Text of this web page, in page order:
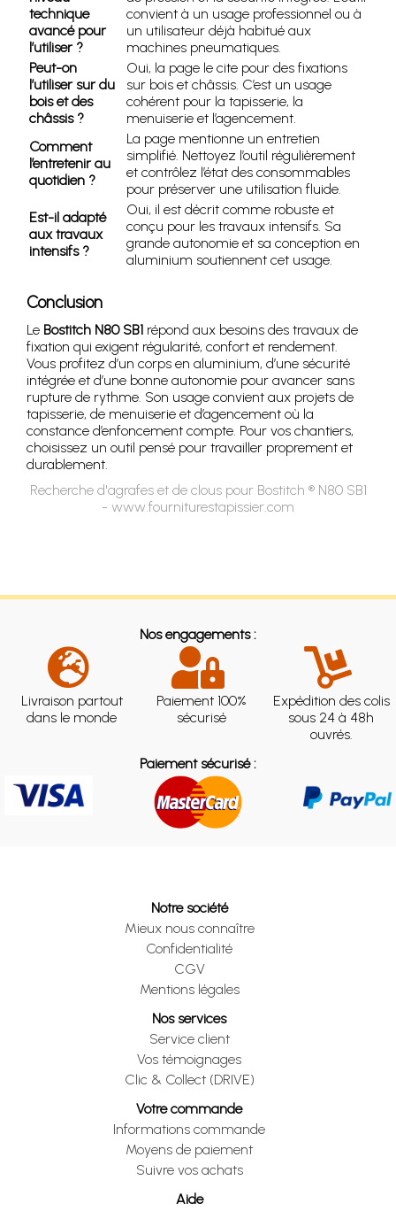
technique
avancé pour
l’utiliser ?
convient à un usage professionnel ou à
un utilisateur déjà habitué aux
machines pneumatiques.
Peut-on
l’utiliser sur du
bois et des
châssis ?
Oui, la page le cite pour des fixations
sur bois et châssis. C’est un usage
cohérent pour la tapisserie, la
menuiserie et l’agencement.
Comment
l’entretenir au
quotidien ?
La page mentionne un entretien
simplifié. Nettoyez l’outil régulièrement
et contrôlez l’état des consommables
pour préserver une utilisation fluide.
Est-il adapté
aux travaux
intensifs ?
Oui, il est décrit comme robuste et
conçu pour les travaux intensifs. Sa
grande autonomie et sa conception en
aluminium soutiennent cet usage.
Conclusion
Le Bostitch N80 SB1 répond aux besoins des travaux de
fixation qui exigent régularité, confort et rendement.
Vous profitez d’un corps en aluminium, d’une sécurité
intégrée et d’une bonne autonomie pour avancer sans
rupture de rythme. Son usage convient aux projets de
tapisserie, de menuiserie et d’agencement où la
constance d’enfoncement compte. Pour vos chantiers,
choisissez un outil pensé pour travailler proprement et
durablement.
Recherche d'agrafes et de clous pour Bostitch ® N80 SB1
- www.fourniturestapissier.com
Nos engagements :
Livraison partout
dans le monde
Paiement 100%
sécurisé
Expédition des colis
sous 24 à 48h
ouvrés.
Paiement sécurisé :
Notre société
Mieux nous connaître
Confidentialité
CGV
Mentions légales
Nos services
Service client
Vos témoignages
Clic & Collect (DRIVE)
Votre commande
Informations commande
Moyens de paiement
Suivre vos achats
Aide